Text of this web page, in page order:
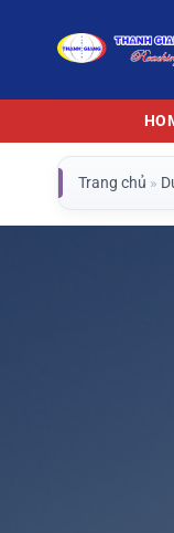
dung
Trang chủ »